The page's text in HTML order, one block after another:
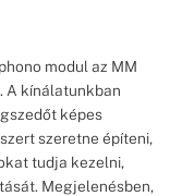
modul az MM
A kínálatunkban
képes
szeretne építeni,
tudja kezelni,
Megjelenésben,